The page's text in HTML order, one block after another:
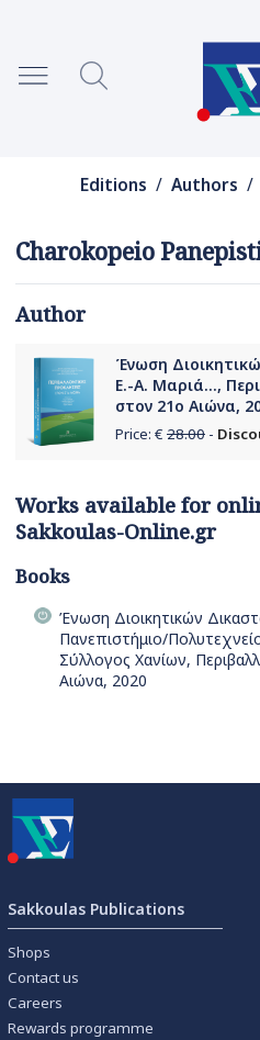
Editions / Authors /
Charokopeio
Author
Ένωση
Ε.-Α. Μαριά...,
στον 21ο Αιώνα,
Price: € 28.00 -
Works available for
Sakkoulas-Online.gr
Books
Ένωση Διοικητικών
Πανεπιστήμιο/
Σύλλογος Χανίων,
Αιώνα, 2020
Sakkoulas Publications
Shops
Contact us
Careers
Rewards programme